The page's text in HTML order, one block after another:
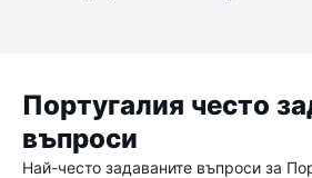
Португалия често
въпроси
Най-често задаваните въпроси за